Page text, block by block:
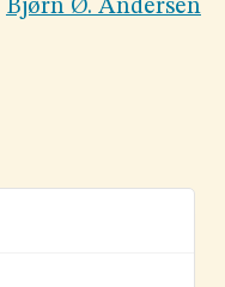
Bjørn Ø. Andersen